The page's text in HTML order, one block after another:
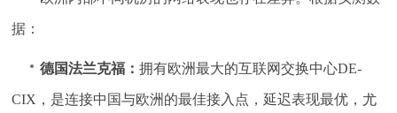
据：
德国法兰克福：拥有欧洲最大的互联网交换中心DE-
CIX，是连接中国与欧洲的最佳接入点，延迟表现最优，尤